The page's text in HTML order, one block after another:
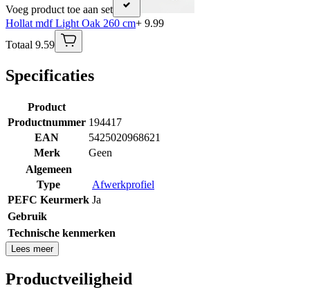
Voeg product toe aan set
Hollat mdf Light Oak 260 cm+ 9.99
Totaal 9.59
Specificaties
Product
Productnummer 194417
EAN
5425020968621
Merk
Geen
Algemeen
Type
Afwerkprofiel
PEFC Keurmerk Ja
Gebruik
Technische kenmerken
Lees meer
Productveiligheid